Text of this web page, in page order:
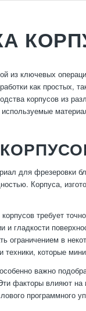
из ключевых
как
корпусов из
для фрезеровки
Корпуса,
требует
и гладкости
ограничением в
которые
важно
влияют на
программного